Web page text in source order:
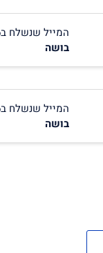
המייל שנשלח ב16/01/2026 15:10:31
בושה
המייל שנשלח ב15/01/2026 11:52:40
בושה